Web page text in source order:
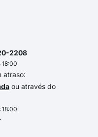
2208
atraso:
ou através do